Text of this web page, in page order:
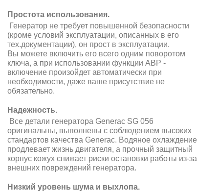
Простота использования.
Генератор не требует повышенной безопасности
(кроме условий эксплуатации, описанных в его
тех.документации), он прост в эксплуатации.
Вы можете включить его всего одним поворотом
ключа, а при использовании функции АВР -
включение произойдет автоматически при
необходимости, даже ваше присутствие не
обязательно.
Надежность.
Все детали генератора Generac SG 056
оригинальны, выполнены с соблюдением высоких
стандартов качества Generac. Водяное охлаждение
продлевает жизнь двигателя, а прочный защитный
корпус кожух снижает риски остановки работы из-за
внешних повреждений генератора.
Низкий уровень шума и выхлопа.